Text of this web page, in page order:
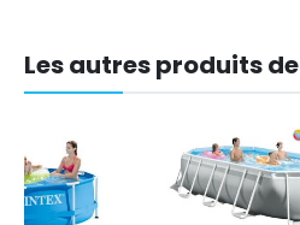
Les autres produits de